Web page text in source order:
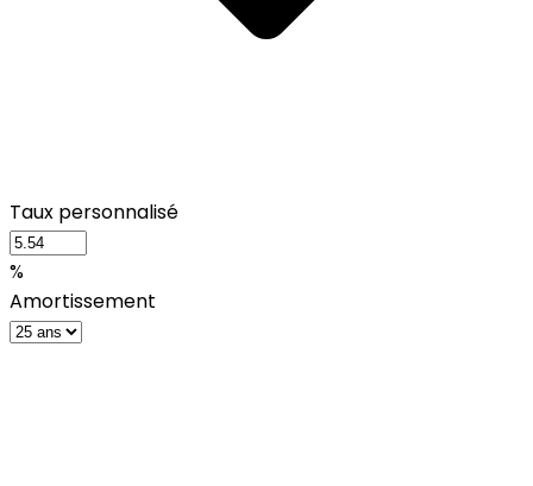
Taux personnalisé
%
Amortissement